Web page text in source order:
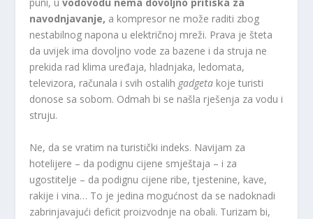
puni, uvodovodu nema dovoljno pritiska za
navodnjavanje, a kompresor ne može raditi zbog
nestabilnog napona u električnoj mreži. Prava je šteta
da uvijek ima dovoljno vode za bazene i da struja ne
prekida rad klima uređaja, hladnjaka, ledomata,
televizora, računala i svih ostalih gadgeta koje turisti
donose sa sobom. Odmah bi se našla rješenja za vodu i
struju.
Ne, da se vratim na turistički indeks. Navijam za
hotelijere – da podignu cijene smještaja – i za
ugostitelje – da podignu cijene ribe, tjestenine, kave,
rakije i vina… To je jedina mogućnost da se nadoknadi
zabrinjavajući deficit proizvodnje na obali. Turizam bi,